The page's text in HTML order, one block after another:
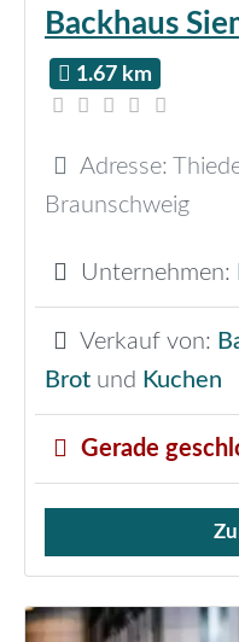
Backhaus
1.67 km
Adresse:
Braunschweig
Unternehmen:
Verkauf von:
Brot und Kuchen
Gerade
Verkauf von